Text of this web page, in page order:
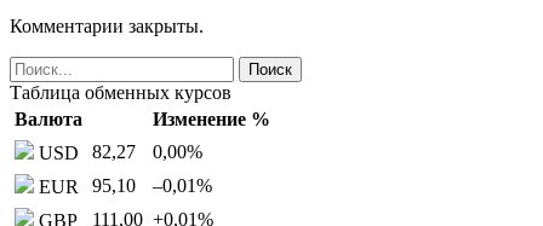
Комментарии закрыты.
Таблица обменных курсов
Валюта
Изменение %
USD
82,27 0,00%
EUR
95,10 –0,01%
GBP
111,00 +0,01%